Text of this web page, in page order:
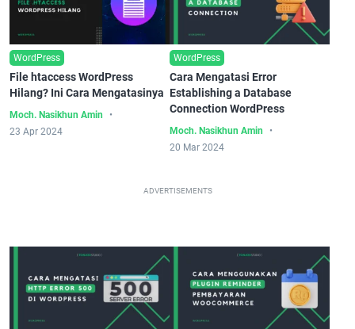
WordPress
File htaccess WordPress
Hilang? Ini Cara Mengatasinya
Moch. Nasikhun Amin
23 Apr 2024
WordPress
Cara Mengatasi Error
Establishing a Database
Connection WordPress
Moch. Nasikhun Amin
20 Mar 2024
ADVERTISEMENTS